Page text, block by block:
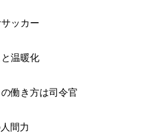
ッカー
温暖化
働き方は司令官
間力